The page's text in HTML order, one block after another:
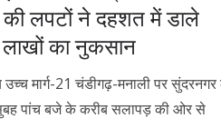
लपटों ने दहशत में डाले
का नुकसान
उच्च मार्ग-21 चंडीगढ़-मनाली पर
पांच बजे के करीब सलापड़ की ओर से